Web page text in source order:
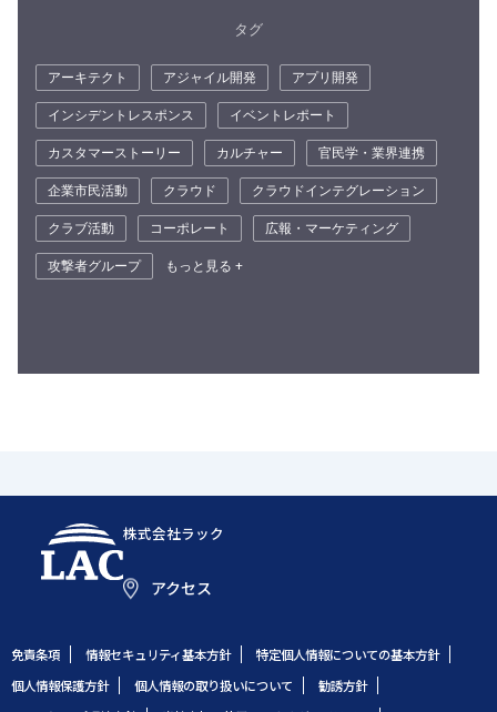
タグ
アーキテクト アジャイル開発
アプリ開発
インシデントレスポンス
イベントレポート
カスタマーストーリー
カルチャー
官民学・業界連携
企業市民活動
クラウド
クラウドインテグレーション
クラブ活動
コーポレート
広報・マーケティング
攻撃者グループ
もっと見る +
株式会社ラック
アクセス
免責条項 情報セキュリティ基本方針
特定個人情報についての基本方針
個人情報保護方針
個人情報の取り扱いについて
勧誘方針